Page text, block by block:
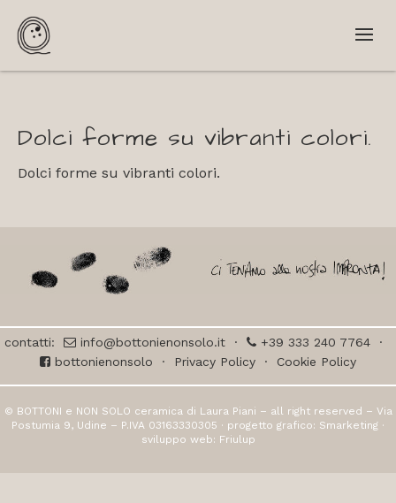
Dolci forme su vibranti colori.
Dolci forme su vibranti colori.
contatti: info@bottonienonsolo.it · +39 333 240 7764 ·
bottonienonsolo · Privacy Policy · Cookie Policy
© BOTTONI e NON SOLO ceramica di Laura Piani – all right reserved – Via
Postumia 9, Udine – P.IVA 03163330305 · progetto grafico: Smarketing ·
sviluppo web: Friulup